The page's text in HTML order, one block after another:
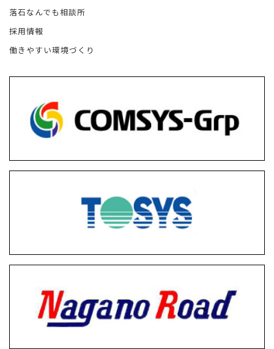
落石なんでも相談所
採用情報
働きやすい環境づくり